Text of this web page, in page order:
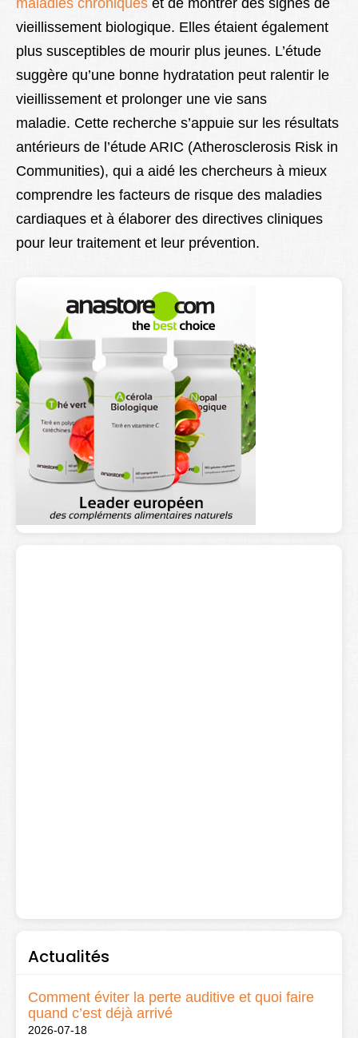
maladies chroniques et de montrer des signes de
vieillissement biologique. Elles étaient également
plus susceptibles de mourir plus jeunes. L’étude
suggère qu’une bonne hydratation peut ralentir le
vieillissement et prolonger une vie sans
maladie. Cette recherche s’appuie sur les résultats
antérieurs de l’étude ARIC (Atherosclerosis Risk in
Communities), qui a aidé les chercheurs à mieux
comprendre les facteurs de risque des maladies
cardiaques et à élaborer des directives cliniques
pour leur traitement et leur prévention.
Actualités
Comment éviter la perte auditive et quoi faire
quand c’est déjà arrivé
2026-07-18